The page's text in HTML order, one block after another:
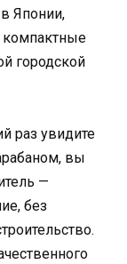
Японии,
компактные
городской
раз увидите
вы
—
без